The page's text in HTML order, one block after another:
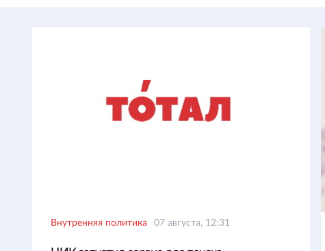
Внутренняя политика 07 августа, 12:31